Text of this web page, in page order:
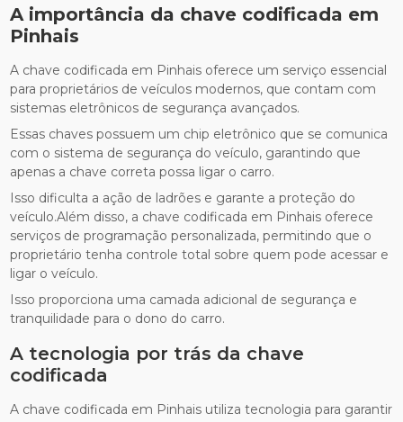
A importância da chave codificada em
Pinhais
A chave codificada em Pinhais oferece um serviço essencial
para proprietários de veículos modernos, que contam com
sistemas eletrônicos de segurança avançados.
Essas chaves possuem um chip eletrônico que se comunica
com o sistema de segurança do veículo, garantindo que
apenas a chave correta possa ligar o carro.
Isso dificulta a ação de ladrões e garante a proteção do
veículo.Além disso, a chave codificada em Pinhais oferece
serviços de programação personalizada, permitindo que o
proprietário tenha controle total sobre quem pode acessar e
ligar o veículo.
Isso proporciona uma camada adicional de segurança e
tranquilidade para o dono do carro.
A tecnologia por trás da chave
codificada
A chave codificada em Pinhais utiliza tecnologia para garantir